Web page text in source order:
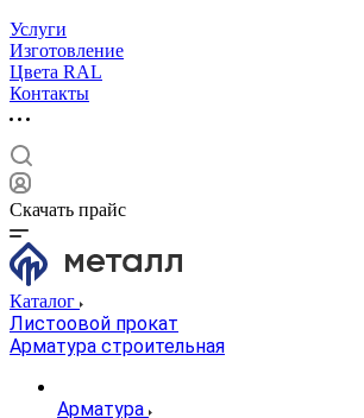
Услуги
Изготовление
Цвета RAL
Контакты
Скачать прайс
Каталог
Листоовой прокат
Арматура строительная
Арматура